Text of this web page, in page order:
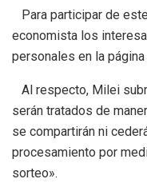
Para participar de
economista los
personales en la
Al respecto, Milei
serán tratados de
se compartirán ni
procesamiento por
sorteo».